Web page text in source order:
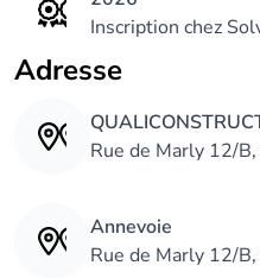
Inscription chez
Adresse
Rue de Marly 12/
Annevoie
Rue de Marly 12/